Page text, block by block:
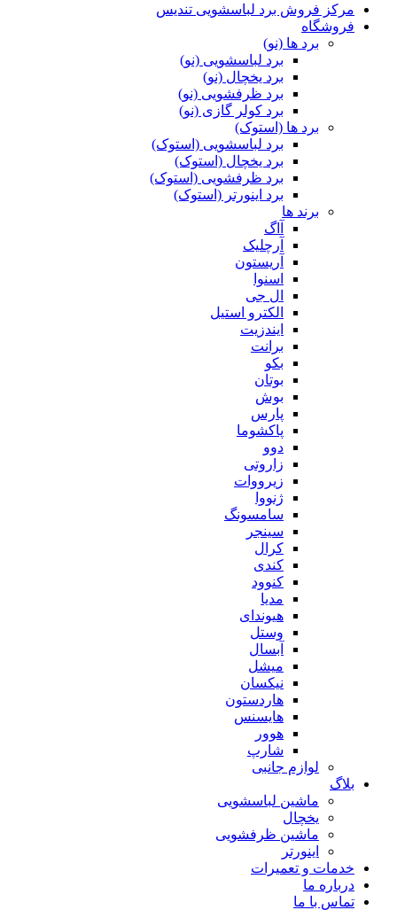
مرکز فروش برد لباسشویی تندیس
فروشگاه
برد ها (نو)
برد لباسشویی (نو)
برد یخچال (نو)
برد ظرفشویی (نو)
برد کولر گازی (نو)
برد ها (استوک)
برد لباسشویی (استوک)
برد یخچال (استوک)
برد ظرفشویی (استوک)
برد اینورتر (استوک)
برند ها
آاگ
آرچلیک
آریستون
اسنوا
ال جی
الکترو استیل
ایندزیت
برانت
بکو
بوتان
بوش
پارس
پاکشوما
دوو
زاروتی
زیرووات
ژنووا
سامسونگ
سینجر
کرال
کندی
کنوود
مدیا
هیوندای
وستل
آبسال
میشل
نیکسان
هاردستون
هایسنس
هوور
شارپ
لوازم جانبی
بلاگ
ماشین لباسشویی
یخچال
ماشین ظرفشویی
اینورتر
خدمات و تعمیرات
درباره ما
تماس با ما